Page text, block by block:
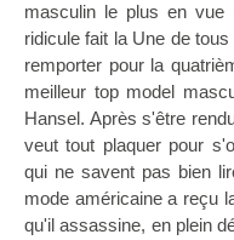
masculin le plus en vue
ridicule fait la Une de
remporter pour la
meilleur top model
Hansel. Après s'être
veut tout plaquer pour
qui ne savent pas bien
mode américaine a reçu
qu'il assassine, en plein